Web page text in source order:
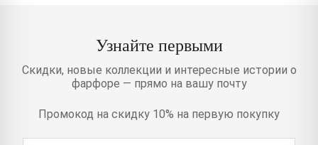
Узнайте первыми
Скидки, новые коллекции и интересные истории о
фарфоре — прямо на вашу почту
Промокод на скидку 10% на первую покупку